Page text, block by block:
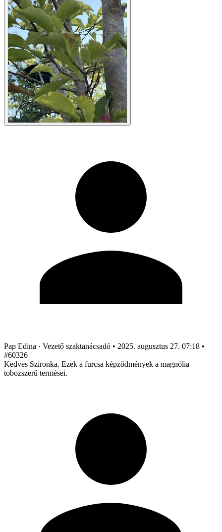
Pap Edina · Vezető szaktanácsadó • 2025. augusztus 27. 07:18 •
#60326
Kedves Szironka. Ezek a furcsa képződmények a magnólia
tobozszerű termései.